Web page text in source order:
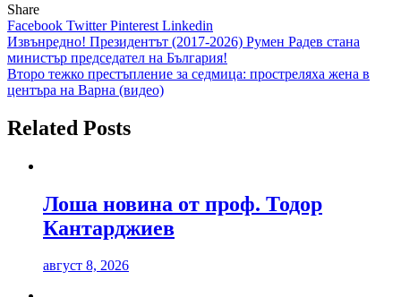
Share
Facebook TwitterPinterest Linkedin
Навигация
Извънредно! Президентът (2017-2026) Румен Радев стана
министър председател на България!
Второ тежко престъпление за седмица: простреляха жена в
центъра на Варна (видео)
Related Posts
Лоша новина от проф. Тодор
Кантарджиев
август 8, 2026